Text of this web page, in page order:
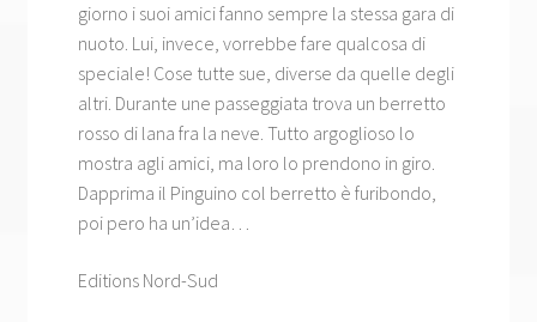
giorno i suoi amici fanno sempre la stessa gara di
nuoto. Lui, invece, vorrebbe fare qualcosa di
speciale! Cose tutte sue, diverse da quelle degli
altri. Durante une passeggiata trova un berretto
rosso di lana fra la neve. Tutto argoglioso lo
mostra agli amici, ma loro lo prendono in giro.
Dapprima il Pinguino col berretto è furibondo,
poi pero ha un’idea…
Editions Nord-Sud